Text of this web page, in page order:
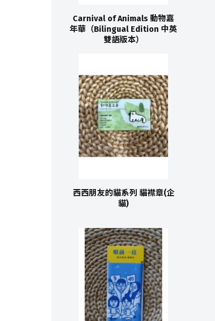
Carnival of Animals 動物嘉
年華（Bilingual Edition 中英
雙語版本）
西西朋友的貓系列 貓襟章(企
貓)